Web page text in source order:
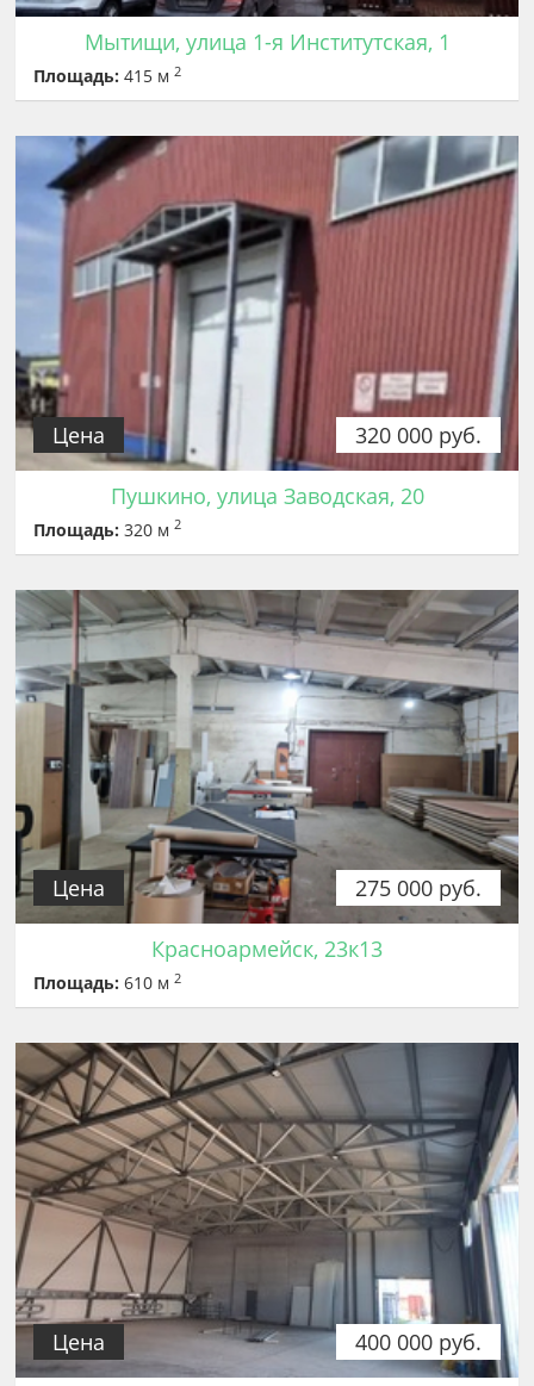
Мытищи, улица 1-я Институтская, 1
Площадь: 415 м2
320 000 руб.
Цена
Пушкино, улица Заводская, 20
Площадь: 320 м2
275 000 руб.
Цена
Красноармейск, 23к13
Площадь: 610 м2
400 000 руб.
Цена